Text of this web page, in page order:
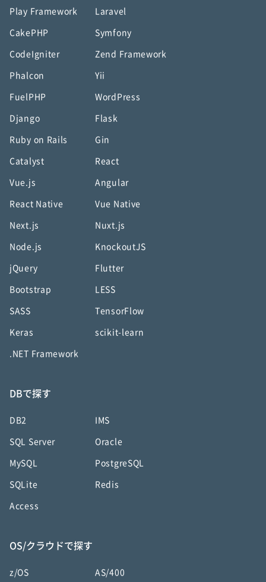
Play Framework Laravel
CakePHP Symfony
CodeIgniter Zend Framework
Phalcon Yii
FuelPHP WordPress
Django Flask
Ruby on Rails Gin
Catalyst React
Vue.js Angular
React Native Vue Native
Next.js Nuxt.js
Node.js KnockoutJS
jQuery Flutter
Bootstrap LESS
SASS TensorFlow
Keras scikit-learn
.NET Framework
DBで探す
DB2 IMS
SQL Server Oracle
MySQL PostgreSQL
SQLite Redis
Access
OS/クラウドで探す
z/OS AS/400